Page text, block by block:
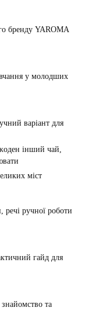
бренду YAROMA
у молодших
варіант для
інший чай,
міст
ручної роботи
гайд для
та